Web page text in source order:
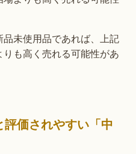
未使用品であれば、上記
も高く売れる可能性があ
価されやすい「中